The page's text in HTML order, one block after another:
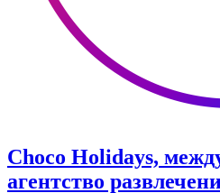
Choco Holidays,
агентство